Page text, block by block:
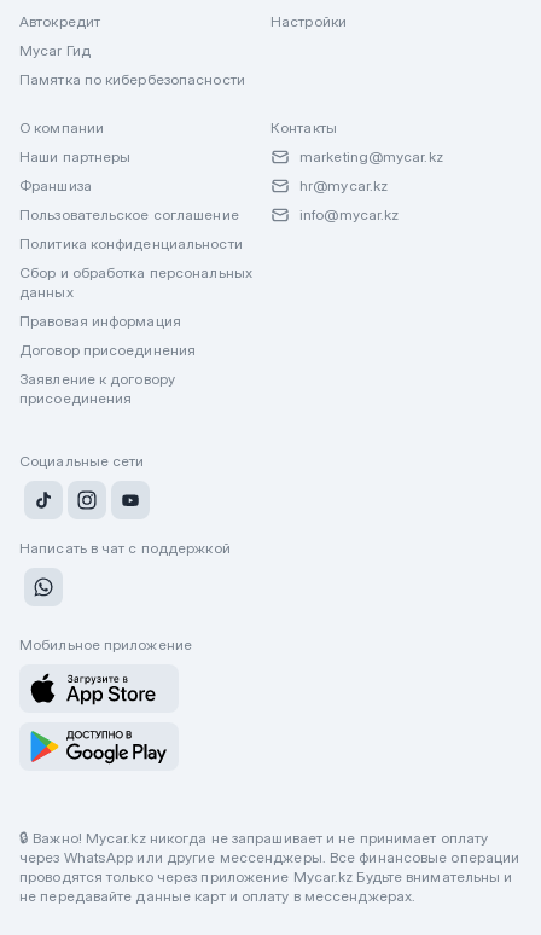
Автокредит
Mycar Гид
Памятка по кибербезопасности
Настройки
О компании
Наши партнеры
Франшиза
Пользовательское соглашение
Политика конфиденциальности
Сбор и обработка персональных
данных
Правовая информация
Договор присоединения
Заявление к договору
присоединения
Контакты
marketing@mycar.kz
hr@mycar.kz
info@mycar.kz
Социальные сети
Написать в чат с поддержкой
Мобильное приложение
🔒 Важно! Mycar.kz никогда не запрашивает и не принимает оплату
через WhatsApp или другие мессенджеры. Все финансовые операции
проводятся только через приложение Mycar.kz Будьте внимательны и
не передавайте данные карт и оплату в мессенджерах.